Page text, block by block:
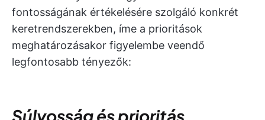
fontosságának értékelésére szolgáló konkrét
keretrendszerekben, íme a prioritások
meghatározásakor figyelembe veendő
legfontosabb tényezők:
Súlyosság és prioritás